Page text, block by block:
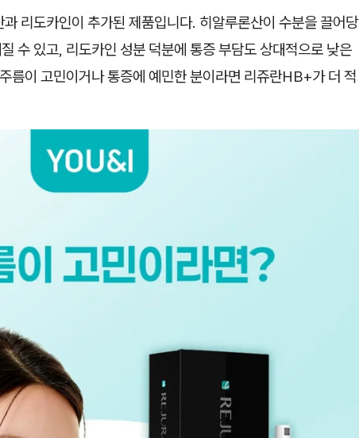
리도카인이 추가된 제품입니다. 히알루론산이 수분을 끌어당
수 있고, 리도카인 성분 덕분에 통증 부담도 상대적으로 낮은
름이 고민이거나 통증에 예민한 분이라면 리쥬란HB+가 더 적